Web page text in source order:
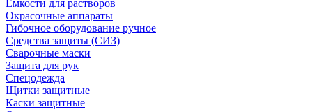
Емкости для растворов
Окрасочные аппараты
Гибочное оборудование ручное
Средства защиты (СИЗ)
Сварочные маски
Защита для рук
Спецодежда
Щитки защитные
Каски защитные